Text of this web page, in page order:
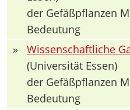
der Gefäßpflanzen
Bedeutung
»
Wissenschaftliche
(Universität Essen)
der Gefäßpflanzen
Bedeutung